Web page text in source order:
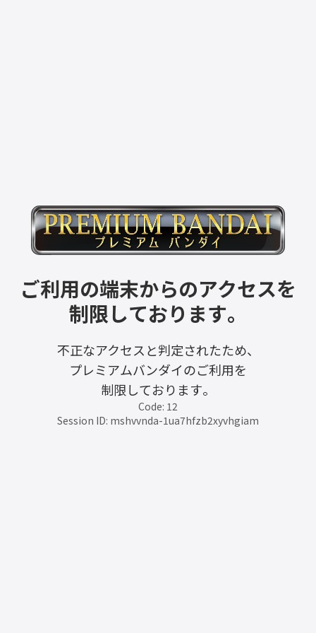
ご利用の端末からのアクセスを
制限しております。
不正なアクセスと判定されたため、
プレミアムバンダイのご利用を
制限しております。
Code: 12
Session ID: mshvvnda-1ua7hfzb2xyvhgiam